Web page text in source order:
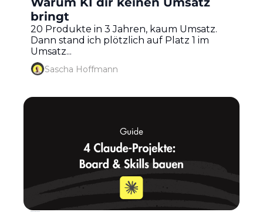
20 Produkte in 3 Jahren, kaum Umsatz.
Dann stand ich plötzlich auf Platz 1 im
Umsatz...
Sascha Hoffmann